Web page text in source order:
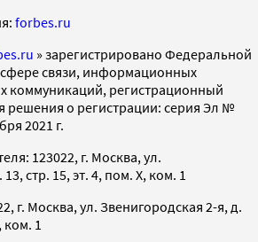
forbes.ru
» зарегистрировано Федеральной
связи, информационных
коммуникаций, регистрационный
решения о регистрации: серия Эл №
2021 г.
123022, г. Москва, ул.
стр. 15, эт. 4, пом. X, ком. 1
г. Москва, ул. Звенигородская 2-я, д.
ком. 1